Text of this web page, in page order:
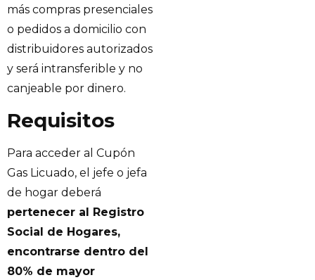
más compras presenciales
o pedidos a domicilio con
distribuidores autorizados
y será intransferible y no
canjeable por dinero.
Requisitos
Para acceder al Cupón
Gas Licuado, el jefe o jefa
de hogar deberá
pertenecer al Registro
Social de Hogares,
encontrarse dentro del
80% de mayor